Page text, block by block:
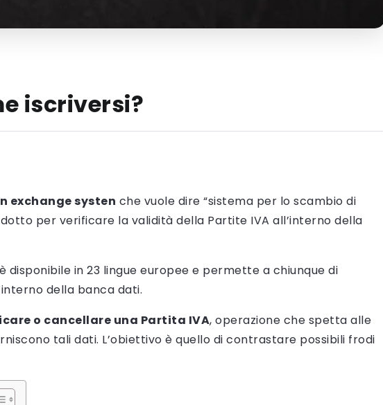
iscriversi?
exchange systen che vuole dire “sistema per lo scambio di
per verificare la validità della Partite IVA all’interno della
disponibile in 23 lingue europee e permette a chiunque di
della banca dati.
o cancellare una Partita IVA, operazione che spetta alle
tali dati. L’obiettivo è quello di contrastare possibili frodi